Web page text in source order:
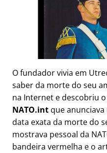
O fundador vivia em
saber da morte do seu
na Internet e descobriu
NATO.int que
data exata da morte do
mostrava pessoal da
bandeira vermelha e o